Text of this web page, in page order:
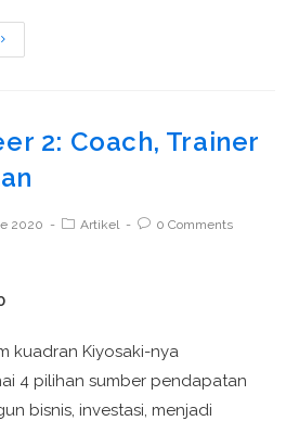
2: Coach, Trainer
2020 Artikel 0 Comments
kuadran Kiyosaki-nya
4 pilihan sumber pendapatan
bisnis, investasi, menjadi